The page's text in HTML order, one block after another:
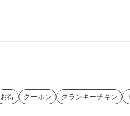
お得 クーポン クランキーチキン